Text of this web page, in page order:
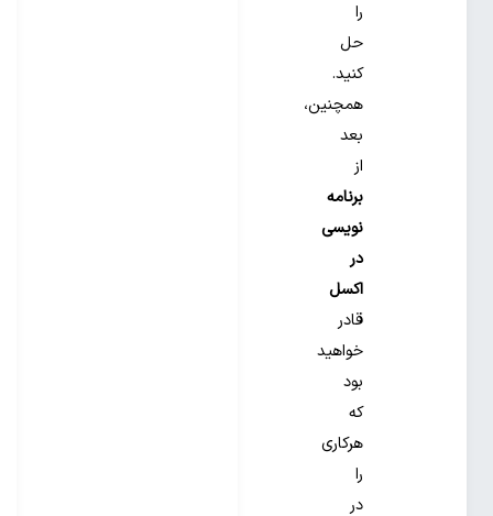
را
حل
کنید.
همچنین،
بعد
از
برنامه
نویسی
در
اکسل
قادر
خواهید
بود
که
هرکاری
را
در